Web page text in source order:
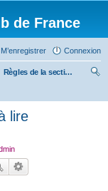
de France
Connexion
M’enregistrer
Règles de la section mécanique à lire impérativement
lire